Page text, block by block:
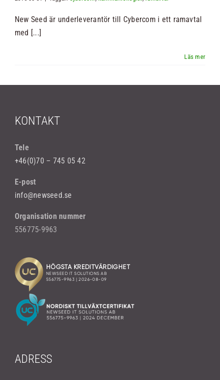
Nyheter
New Seed är underleverantör till Cybercom i ett ramavtal
med [...]
KONTAKT
Tele
+46(0)70 – 745 05 42
E-post
info@newseed.se
Organisation nummer
556775-9963
ADRESS